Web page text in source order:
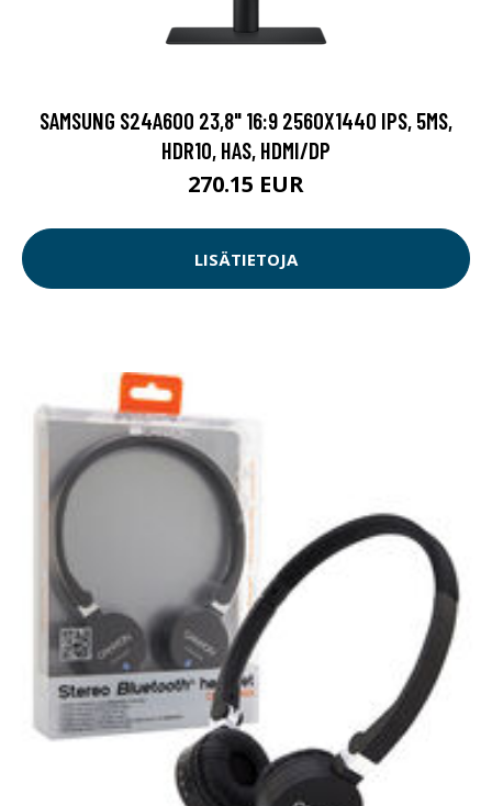
SAMSUNG S24A600 23,8" 16:9 2560X1440 IPS, 5MS,
HDR10, HAS, HDMI/DP
270.15 EUR
LISÄTIETOJA